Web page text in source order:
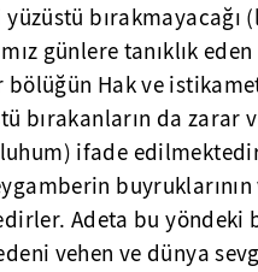
bırakmayacağı
günlere tanıklık
Hak ve
bırakanların da zarar
ifade
Adeta bu yöndeki
vehen ve dünya